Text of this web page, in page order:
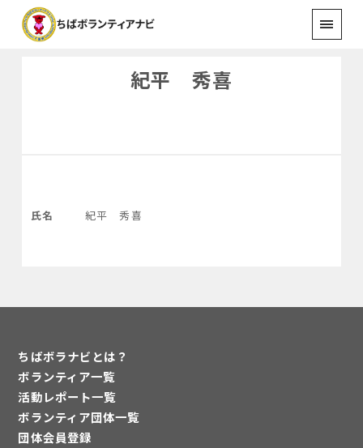
紀平 秀喜
氏名 紀平 秀喜
ちばボラナビとは？
ボランティア一覧
活動レポート一覧
ボランティア団体一覧
団体会員登録